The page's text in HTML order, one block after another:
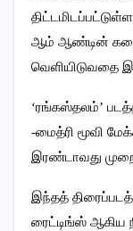
ஆம் ஆண்டின்
வெளியிடுவதை
‘ரங்கஸ்தலம்’
-மைத்ரி மூவி
இரண்டாவது
இந்தத்
ரைட்டிங்ஸ் ஆகிய